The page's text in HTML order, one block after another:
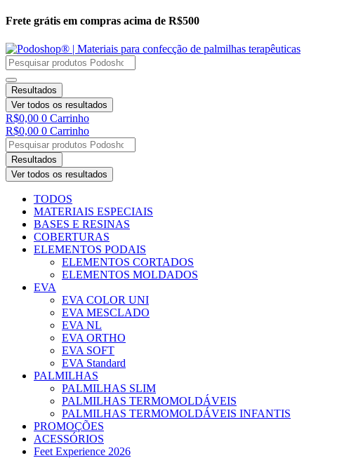
Ir
o
conteúdo
Frete grátis em compras acima de R$500
Resultados
Ver todos os resultados
R$0,00 0 Carrinho
R$0,00 0 Carrinho
Resultados
Ver todos os resultados
TODOS
MATERIAIS ESPECIAIS
BASES E RESINAS
COBERTURAS
ELEMENTOS PODAIS
ELEMENTOS CORTADOS
ELEMENTOS MOLDADOS
EVA
EVA COLOR UNI
EVA MESCLADO
EVA NL
EVA ORTHO
EVA SOFT
EVA Standard
PALMILHAS
PALMILHAS SLIM
PALMILHAS TERMOMOLDÁVEIS
PALMILHAS TERMOMOLDÁVEIS INFANTIS
PROMOÇÕES
ACESSÓRIOS
Feet Experience 2026